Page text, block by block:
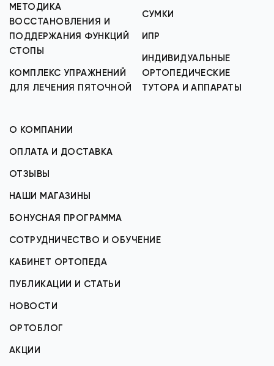
МЕТОДИКА
ВОССТАНОВЛЕНИЯ И
ПОДДЕРЖАНИЯ ФУНКЦИЙ
СТОПЫ
КОМПЛЕКС УПРАЖНЕНИЙ
ДЛЯ ЛЕЧЕНИЯ ПЯТОЧНОЙ
СУМКИ
ИПР
ИНДИВИДУАЛЬНЫЕ
ОРТОПЕДИЧЕСКИЕ
ТУТОРА И АППАРАТЫ
О КОМПАНИИ
ОПЛАТА И ДОСТАВКА
ОТЗЫВЫ
НАШИ МАГАЗИНЫ
БОНУСНАЯ ПРОГРАММА
СОТРУДНИЧЕСТВО И ОБУЧЕНИЕ
КАБИНЕТ ОРТОПЕДА
ПУБЛИКАЦИИ И СТАТЬИ
НОВОСТИ
ОРТОБЛОГ
АКЦИИ